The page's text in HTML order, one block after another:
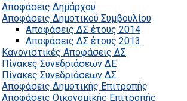
Αποφάσεις Δημάρχου
Αποφάσεις Δημοτικού Συμβουλίου
Αποφάσεις ΔΣ έτους 2014
Αποφάσεις ΔΣ έτους 2013
Κανονιστικές Αποφάσεις ΔΣ
Πίνακες Συνεδριάσεων ΔΕ
Πίνακες Συνεδριάσεων ΔΣ
Αποφάσεις Δημοτικής Επιτροπής
Αποφάσεις Οικονομικής Επιτροπής